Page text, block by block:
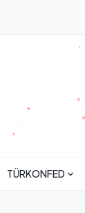
TÜRKONFED